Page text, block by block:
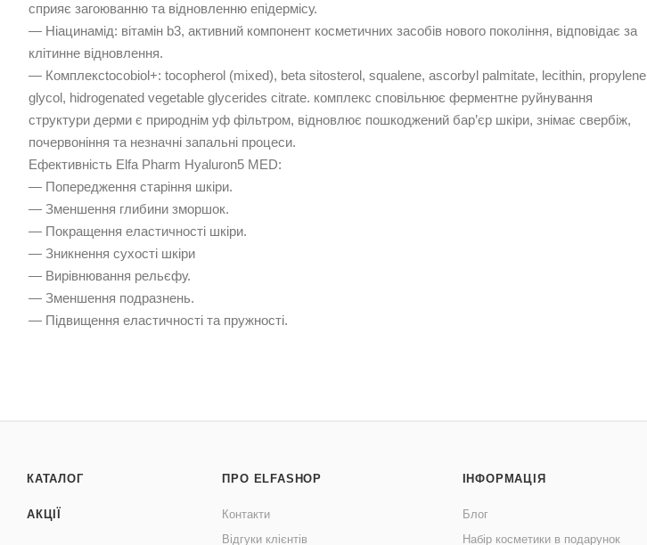
сприяє загоюванню та відновленню епідермісу.
— Ніацинамід: вітамін b3, активний компонент косметичних засобів нового покоління, відповідає за
клітинне відновлення.
— Комплексtocobiol+: tocopherol (mixed), beta sitosterol, squalene, ascorbyl palmitate, lecithin, propylene
glycol, hidrogenated vegetable glycerides citrate. комплекс сповільнює ферментне руйнування
структури дерми є природнім уф фільтром, відновлює пошкоджений бар’єр шкіри, знімає свербіж,
почервоніння та незначні запальні процеси.
Ефективність Elfa Pharm Hyaluron5 MED:
— Попередження старіння шкіри.
— Зменшення глибини зморшок.
— Покращення еластичності шкіри.
— Зникнення сухості шкіри
— Вирівнювання рельєфу.
— Зменшення подразнень.
— Підвищення еластичності та пружності.
КАТАЛОГ
АКЦІЇ
ПРО ELFASHOP
Контакти
Відгуки клієнтів
ІНФОРМАЦІЯ
Блог
Набір косметики в подарунок